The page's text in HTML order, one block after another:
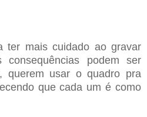
ter mais cuidado ao gravar
podem ser
querem usar o quadro pra
que cada um é como